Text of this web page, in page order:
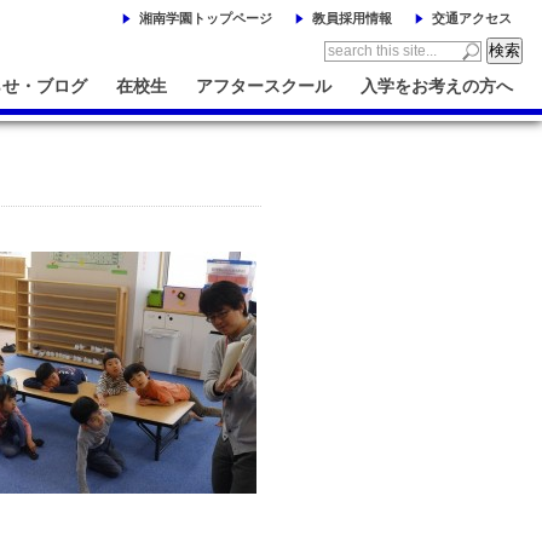
湘南学園トップページ 教員採用情報 交通アクセス
・ブログ 在校生 アフタースクール 入学をお考えの方へ